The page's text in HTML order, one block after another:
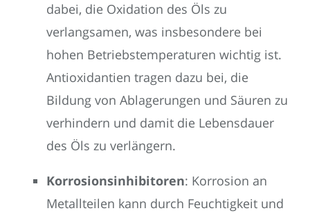
dabei, die Oxidation des Öls zu
verlangsamen, was insbesondere bei
hohen Betriebstemperaturen wichtig ist.
Antioxidantien tragen dazu bei, die
Bildung von Ablagerungen und Säuren zu
verhindern und damit die Lebensdauer
des Öls zu verlängern.
Korrosionsinhibitoren: Korrosion an
Metallteilen kann durch Feuchtigkeit und